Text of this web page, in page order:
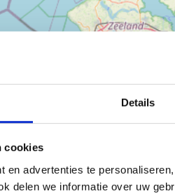
Details
cookies
en advertenties te
delen we informatie over uw